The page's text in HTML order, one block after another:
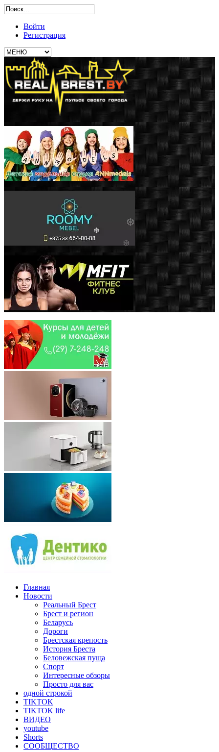
Войти
Регистрация
Главная
Новости
Реальный Брест
Брест и регион
Беларусь
Дороги
Брестская крепость
История Бреста
Беловежская пуща
Спорт
Интересные обзоры
Просто для вас
одной строкой
TIKTOK
TIKTOK life
ВИДЕО
youtube
Shorts
СООБЩЕСТВО